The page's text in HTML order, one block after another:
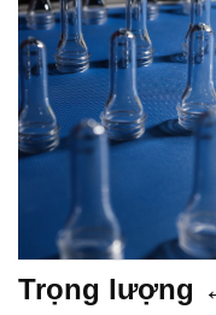
Trọng lượng